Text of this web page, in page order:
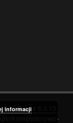
dLibra 6.3.15
informacji